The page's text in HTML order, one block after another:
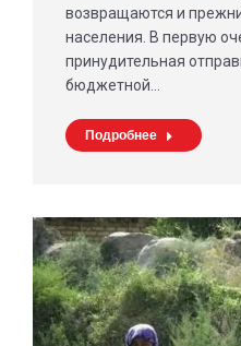
возвращаются и
населения. В первую
принудительная
бюджетной…
Подробнее